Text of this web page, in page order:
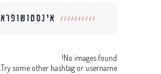
אינסטושופרא
No images found!
Try some other hashtag or username